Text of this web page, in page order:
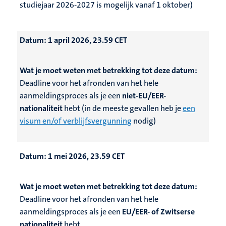
studiejaar 2026-2027 is mogelijk vanaf 1 oktober)
Datum: 1 april 2026, 23.59 CET
Wat je moet weten met betrekking tot deze datum:
Deadline voor het afronden van het hele
aanmeldingsproces als je een niet-EU/EER-
nationaliteithebt (in de meeste gevallen heb jeeen
visum en/of verblijfsvergunning nodig)
Datum: 1 mei 2026, 23.59 CET
Wat je moet weten met betrekking tot deze datum:
Deadline voor het afronden van het hele
aanmeldingsproces als je een EU/EER- of Zwitserse